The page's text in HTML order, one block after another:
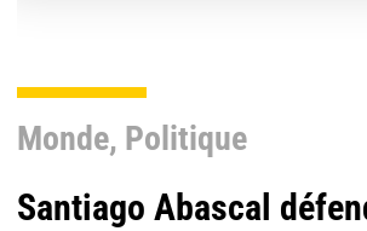
Monde, Politique
Santiago Abascal